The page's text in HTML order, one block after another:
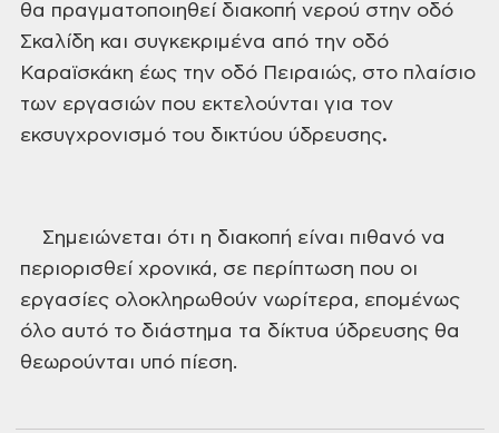
θα πραγματοποιηθεί διακοπή νερού στην οδό
Σκαλίδη και συγκεκριμένα από την οδό
Καραϊσκάκη έως την οδό Πειραιώς, στο πλαίσιο
των εργασιών που εκτελούνται για τον
εκσυγχρονισμό του δικτύου ύδρευσης.
Σημειώνεται ότι η διακοπή είναι πιθανό να
περιορισθεί χρονικά, σε περίπτωση που οι
εργασίες ολοκληρωθούν νωρίτερα, επομένως
όλο αυτό το διάστημα τα δίκτυα ύδρευσης θα
θεωρούνται υπό πίεση.